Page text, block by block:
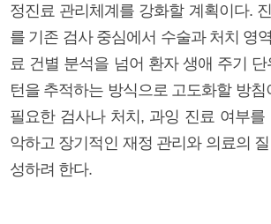
정진료 관리체계를 강화할 계획이다.
를 기존 검사 중심에서 수술과 처치 영
료 건별 분석을 넘어 환자 생애 주기
턴을 추적하는 방식으로 고도화할 방
필요한 검사나 처치, 과잉 진료 여부
악하고 장기적인 재정 관리와 의료의
성하려 한다.